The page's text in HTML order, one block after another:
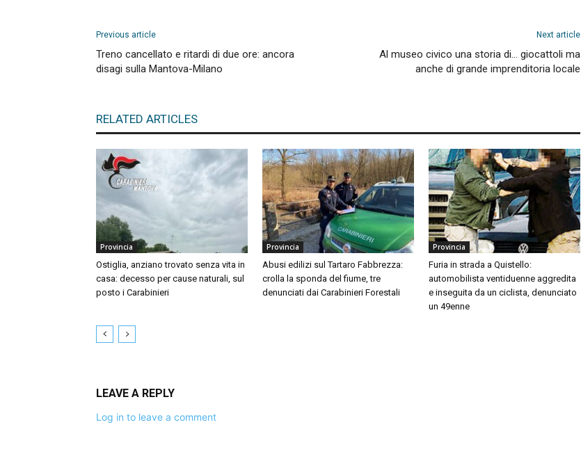
Previous article
Treno cancellato e ritardi di due ore: ancora
disagi sulla Mantova-Milano
Next article
Al museo civico una storia di… giocattoli ma
anche di grande imprenditoria locale
RELATED ARTICLES
Provincia
Ostiglia, anziano trovato senza vita in
casa: decesso per cause naturali, sul
posto i Carabinieri
Provincia
Abusi edilizi sul Tartaro Fabbrezza:
crolla la sponda del fiume, tre
denunciati dai Carabinieri Forestali
Provincia
Furia in strada a Quistello:
automobilista ventiduenne aggredita
e inseguita da un ciclista, denunciato
un 49enne
LEAVE A REPLY
Log in to leave a comment